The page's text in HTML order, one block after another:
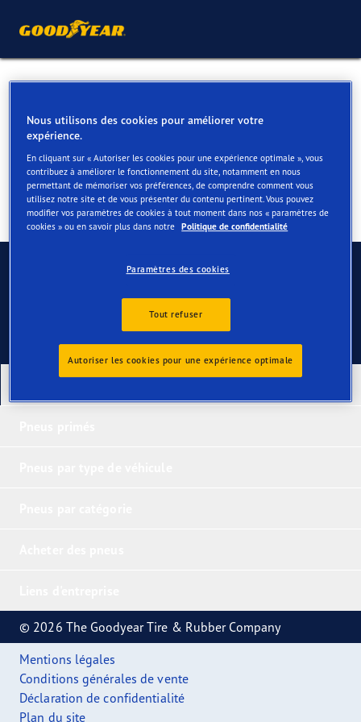
Pneus pour votre Audi Q7 &
SQ7
© 2026 The Goodyear Tire & Rubber Company
Mentions légales
Conditions générales de vente
Déclaration de confidentialité
Plan du site
Nous utilisons des cookies pour améliorer votre
expérience.
En cliquant sur « Autoriser les cookies pour une expérience optimale », vous
contribuez à améliorer le fonctionnement du site, notamment en nous
permettant de mémoriser vos préférences, de comprendre comment vous
utilisez notre site et de vous présenter du contenu pertinent. Vous pouvez
modifier vos paramètres de cookies à tout moment dans nos « paramètres de
cookies » ou en savoir plus dans notre Politique de confidentialité
Paramètres des cookies
Tout refuser
Autoriser les cookies pour une expérience optimale